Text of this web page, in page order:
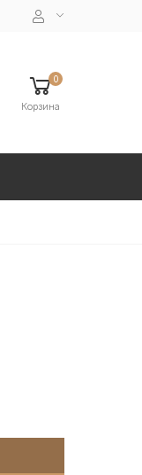
0
Корзина